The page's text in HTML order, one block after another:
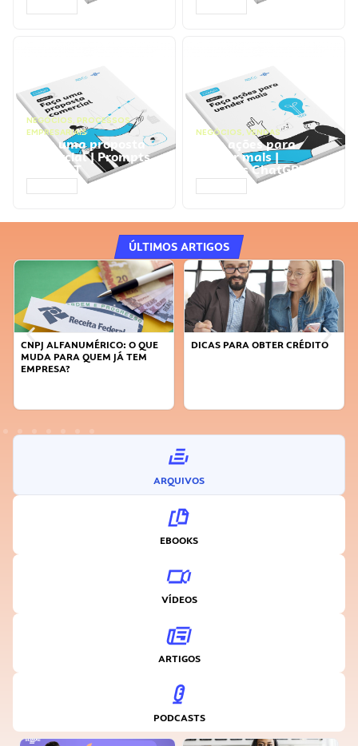
NEGÓCIOS, PROCESSOS
EMPRESARIAIS
Faça uma proposta
comercial | Prompts
ChatGPT
NEGÓCIOS, VENDAS
Faça ações para
vender mais |
Prompts ChatGPT
ÚLTIMOS ARTIGOS
CNPJ ALFANUMÉRICO: O QUE
MUDA PARA QUEM JÁ TEM
EMPRESA?
DICAS PARA OBTER CRÉDITO
ARQUIVOS
EBOOKS
VÍDEOS
ARTIGOS
PODCASTS